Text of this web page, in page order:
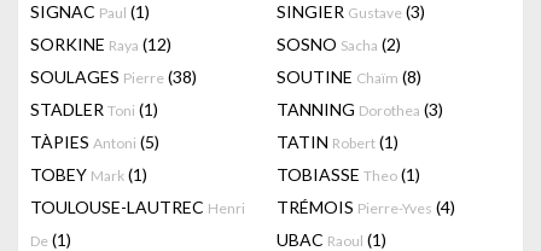
SIGNAC Paul (1) SINGIER Gustave (3)
SORKINE Raya (12) SOSNO Sacha (2)
SOULAGES Pierre (38) SOUTINE Chaïm (8)
STADLER Toni (1) TANNING Dorothea (3)
TÀPIES Antoni (5) TATIN Robert (1)
TOBEY Mark (1) TOBIASSE Theo (1)
TOULOUSE-LAUTREC Henri
De (1)
TRÉMOIS Pierre-Yves (4)
UBAC Raoul (1)